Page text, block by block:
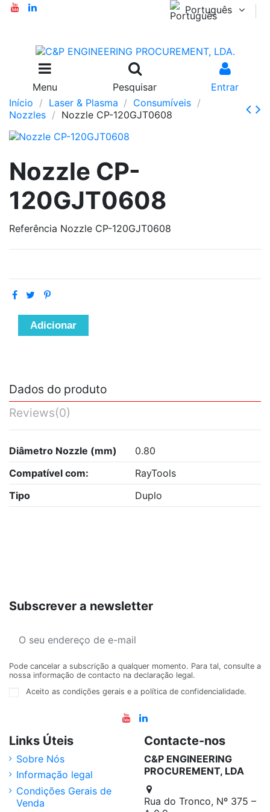
Português
Menu Pesquisar
Entrar
Início
Laser & Plasma
Consumíveis
Nozzles
Nozzle CP-120GJT0608
Nozzle CP-
120GJT0608
Referência Nozzle CP-120GJT0608
Adicionar
Dados do produto
Reviews(0)
Diâmetro Nozzle (mm)
0.80
Compatível com:
RayTools
Tipo
Duplo
Subscrever a newsletter
Pode cancelar a subscrição a qualquer momento. Para tal, consulte a
nossa informação de contacto na declaração legal.
Aceito as condições gerais e a política de confidencialidade.
Links Úteis
Sobre Nós
Informação legal
Condições Gerais de
Venda
Contacte-nos
C&P ENGINEERING
PROCUREMENT, LDA
Rua do Tronco, Nº 375 –